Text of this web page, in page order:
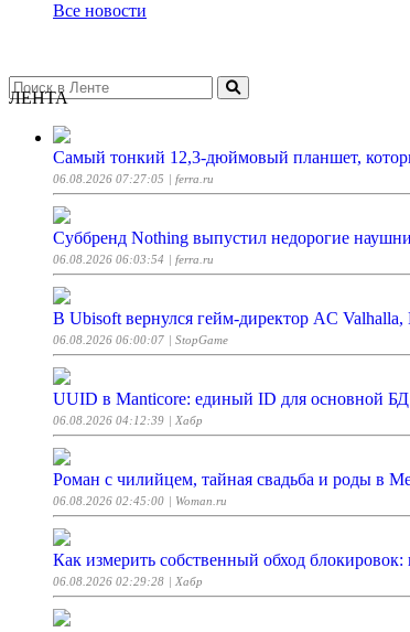
Все новости
ЛЕНТА
Самый тонкий 12,3-дюймовый планшет,
06.08.2026 07:27:05 | ferra.ru
Суббренд Nothing выпустил недорогие
06.08.2026 06:03:54 | ferra.ru
В Ubisoft вернулся гейм-директор AC
06.08.2026 06:00:07 | StopGame
UUID в Manticore: единый ID для основной
06.08.2026 04:12:39 | Хабр
Роман с чилийцем, тайная свадьба и роды в
06.08.2026 02:45:00 | Woman.ru
Как измерить собственный обход
06.08.2026 02:29:28 | Хабр